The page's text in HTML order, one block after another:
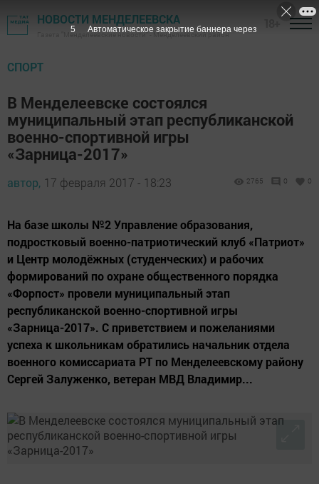
НОВОСТИ МЕНДЕЛЕЕВСКА
Газета "Менделеевские новости" - Менделеевский район
СПОРТ
В Менделеевске состоялся
муниципальный этап республиканской
военно-спортивной игры
«Зарница-2017»
автор, 17 февраля 2017 - 18:23 2765 0 0
На базе школы №2 Управление образования,
подростковый военно-патриотический клуб «Патриот»
и Центр молодёжных (студенческих) и рабочих
формирований по охране общественного порядка
«Форпост» провели муниципальный этап
республиканской военно-спортивной игры
«Зарница-2017». С приветствием и пожеланиями
успеха к школьникам обратились начальник отдела
военного комиссариата РТ по Менделеевскому району
Сергей Залуженко, ветеран МВД Владимир...
4 Автоматическое закрытие баннера через